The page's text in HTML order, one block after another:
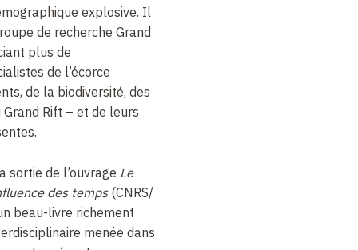
explosive. Il
de recherche Grand
plus de
de l’écorce
de la biodiversité, des
Rift – et de leurs
sortie de l’ouvrage Le
des temps(CNRS/
beau-livre richement
menée dans